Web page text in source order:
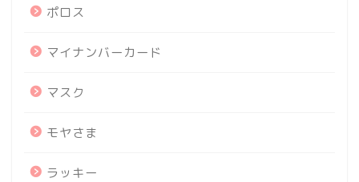
ポロス
マイナンバーカード
マスク
モヤさま
ラッキー